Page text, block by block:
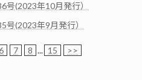
号(2023年10月発行）
号(2023年9月発行）
7 8 ... 15 >>